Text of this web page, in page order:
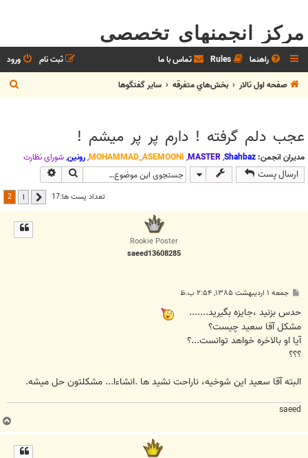
مرکز انجمنهای تخصصی
راهنما Rules تماس با ما ورود
ثبت نام
صفحه اول تالار
بخش‌‌هاي متفرقه ساير گفتگوها
س
عجب دلم گرفته ! دارم پر پر ميشم !
مدیران انجمن: Shahbaz
,
MASTER
,
MOHAMMAD_ASEMOONI
,رونین,شوراي نظارت
ارسال پست جستجو
تعداد پست ها:17 قبلی 1
2
Rookie Poster
saeed13608285
ت
جمعه ۱ اردیبهشت ۱۳۸۵, ۲:۵۴ ب.ظ
حدس بزنيد ،جايزه بگيريد.......
مشكل آقا سعيد چيست؟
آيا او بالاخره خواهد توانست...؟
؟؟؟
البته آقا سعيد اين شوخيه، ناراحت نشيد ها .انشاءا... مشكلتون حل ميشه.
saeed